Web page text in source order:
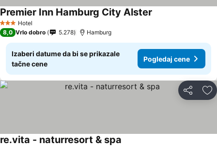
3 Zvezdice
Hotel
Premier Inn Hamburg City Alster
8,0 Vrlo dobro 5.278 Hamburg
Izaberi datume da bi se prikazale
tačne cene
Pogledaj cene
Deli
re.vita - naturresort & spa